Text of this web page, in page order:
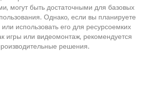
могут быть достаточными для базовых
Однако, если вы планируете
использовать его для ресурсоемких
игры или видеомонтаж, рекомендуется
решения.